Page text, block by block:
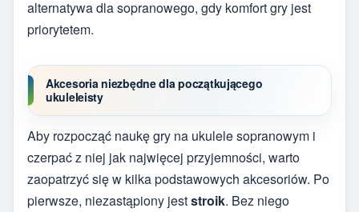
alternatywa dla sopranowego, gdy komfort gry jest
priorytetem.
Akcesoria niezbędne dla początkującego
ukuleleisty
Aby rozpocząć naukę gry na ukulele sopranowym i
czerpać z niej jak najwięcej przyjemności, warto
zaopatrzyć się w kilka podstawowych akcesoriów. Po
pierwsze, niezastąpiony jeststroik. Bez niego